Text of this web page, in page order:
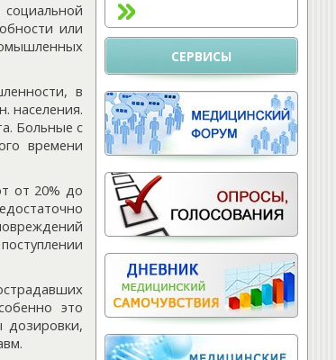
СЕРВИСЫ
или
в
населения.
Больные с
времени
от 20% до
это
дозировки,